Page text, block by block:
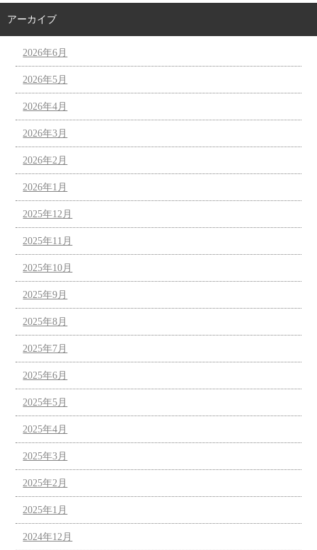
アーカイブ
2026年6月
2026年5月
2026年4月
2026年3月
2026年2月
2026年1月
2025年12月
2025年11月
2025年10月
2025年9月
2025年8月
2025年7月
2025年6月
2025年5月
2025年4月
2025年3月
2025年2月
2025年1月
2024年12月